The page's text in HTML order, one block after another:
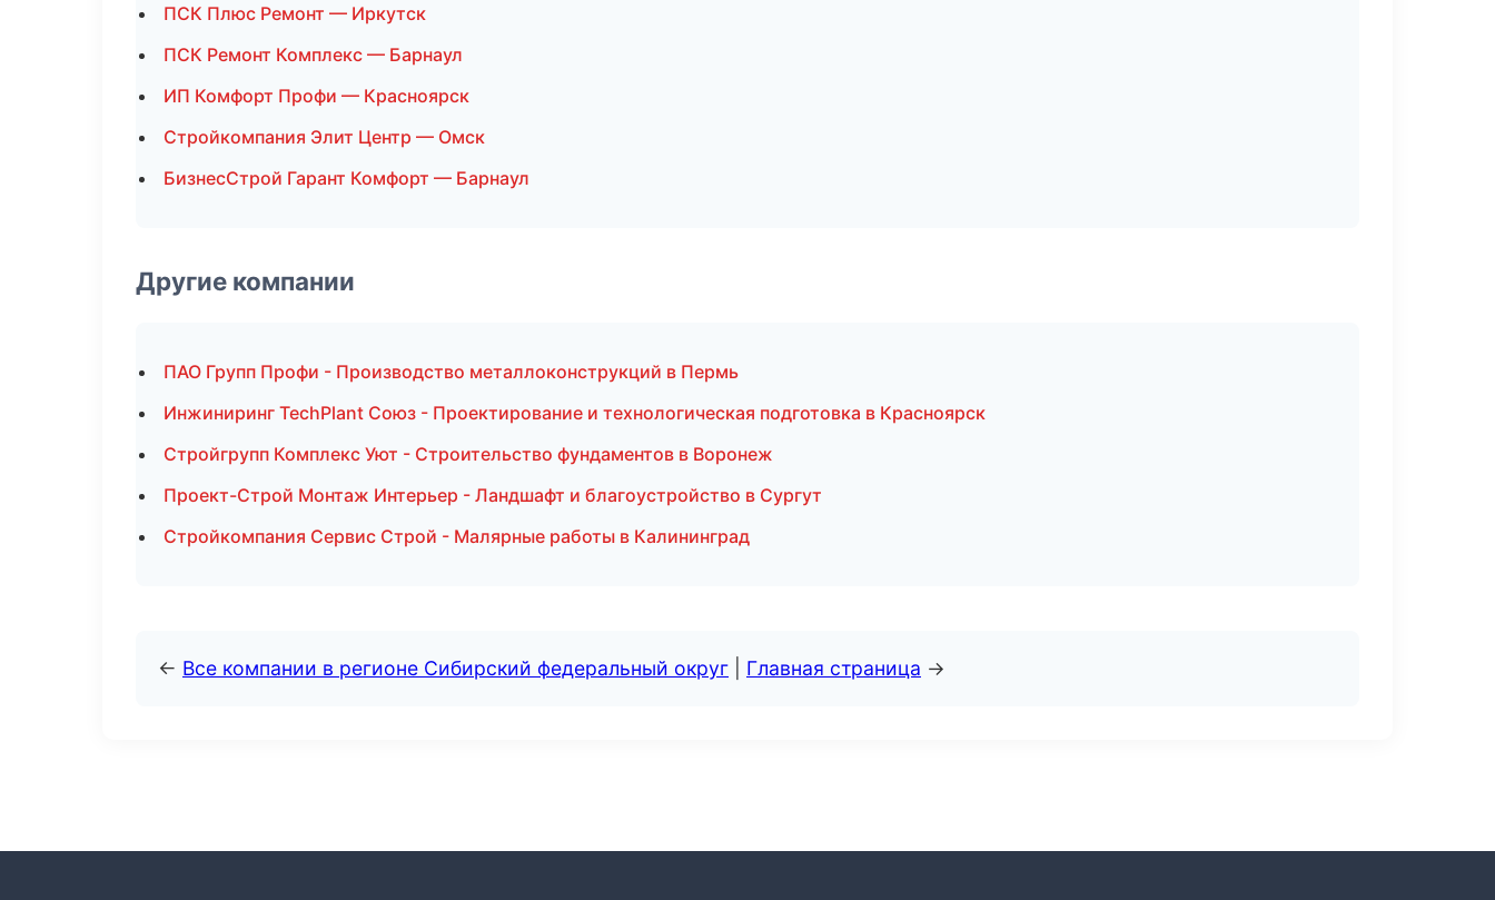
ПСК Плюс Ремонт — Иркутск
ПСК Ремонт Комплекс — Барнаул
ИП Комфорт Профи — Красноярск
Стройкомпания Элит Центр — Омск
БизнесСтрой Гарант Комфорт — Барнаул
Другие компании
ПАО Групп Профи - Производство металлоконструкций в Пермь
Инжиниринг TechPlant Союз - Проектирование и технологическая подготовка в Красноярск
Стройгрупп Комплекс Уют - Строительство фундаментов в Воронеж
Проект-Строй Монтаж Интерьер - Ландшафт и благоустройство в Сургут
Стройкомпания Сервис Строй - Малярные работы в Калининград
← Все компании в регионе Сибирский федеральный округ Главная страница →